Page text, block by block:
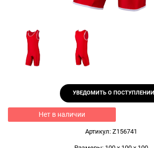
УВЕДОМИТЬ О ПОСТУПЛЕНИИ
Нет в наличии
Артикул: Z156741